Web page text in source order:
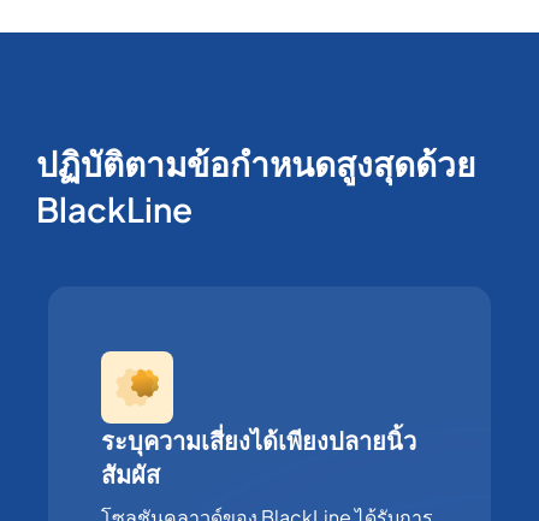
ปฏิบัติตามข้อกำหนดสูงสุดด้วย
BlackLine
ระบุความเสี่ยงได้เพียงปลายนิ้ว
สัมผัส